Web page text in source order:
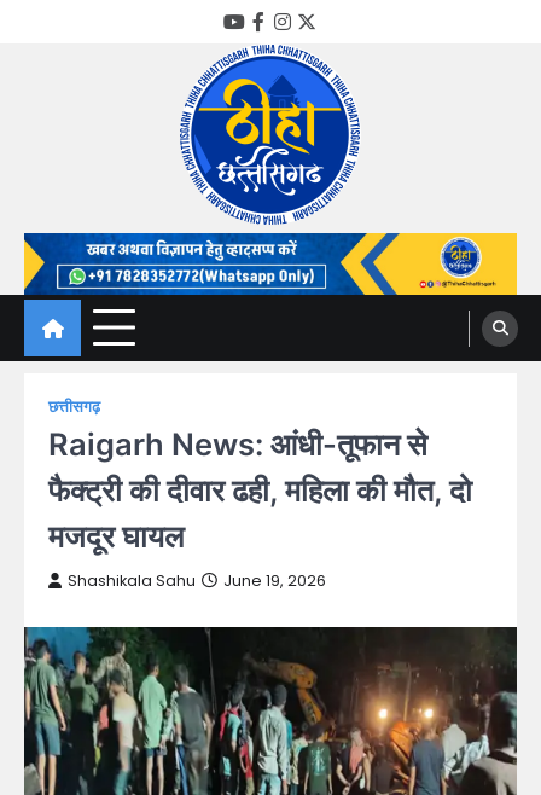
YouTube
Facebook
Instagram
Twitter
Thiha Chhattisgarh
गोठ जन-जन के
छत्तीसगढ़
Raigarh News: आंधी-तूफान से
फैक्ट्री की दीवार ढही, महिला की मौत, दो
मजदूर घायल
Shashikala Sahu June 19, 2026